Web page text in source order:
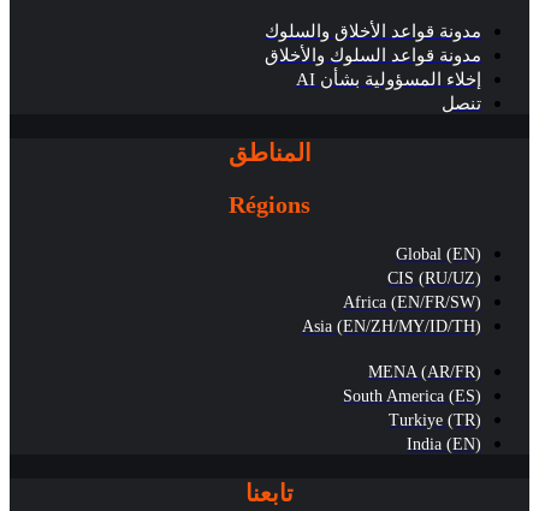
مدونة قواعد الأخلاق والسلوك
مدونة قواعد السلوك والأخلاق
إخلاء المسؤولية بشأن AI
تنصل
المناطق
Régions
Global (EN)
CIS (RU/UZ)
Africa (EN/FR/SW)
Asia (EN/ZH/MY/ID/TH)
MENA (AR/FR)
South America (ES)
Turkiye (TR)
India (EN)
تابعنا